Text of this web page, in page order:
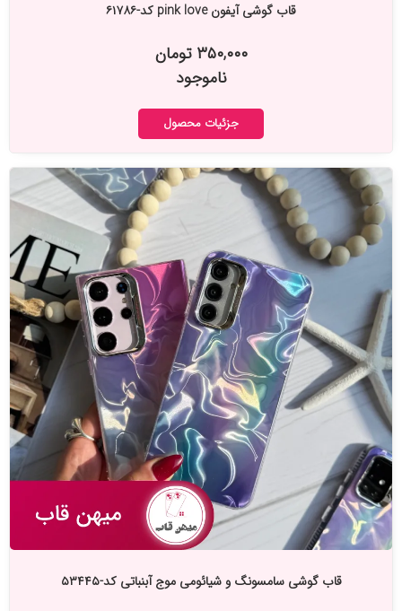
قاب گوشی آیفون pink love کد-۶۱۷۸۶
۳۵۰,۰۰۰ تومان
ناموجود
جزئیات محصول
قاب گوشی سامسونگ و شیائومی موج آبنباتی کد-۵۳۴۴۵